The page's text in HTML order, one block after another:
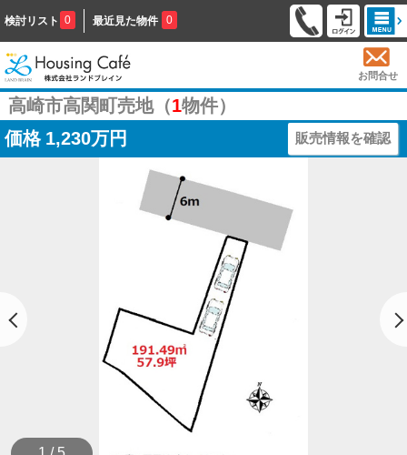
検討リスト 0 最近見た物件 0
お問合せ
高崎市高関町売地（1物件）
価格 1,230万円 販売情報を確認